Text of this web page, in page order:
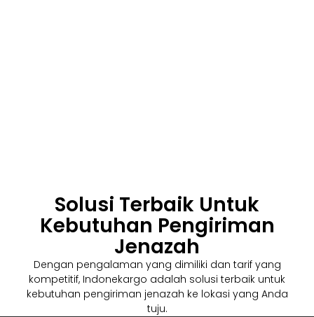
Solusi Terbaik Untuk
Kebutuhan Pengiriman
Jenazah
Dengan pengalaman yang dimiliki dan tarif yang
kompetitif, Indonekargo adalah solusi terbaik untuk
kebutuhan pengiriman jenazah ke lokasi yang Anda
tuju.